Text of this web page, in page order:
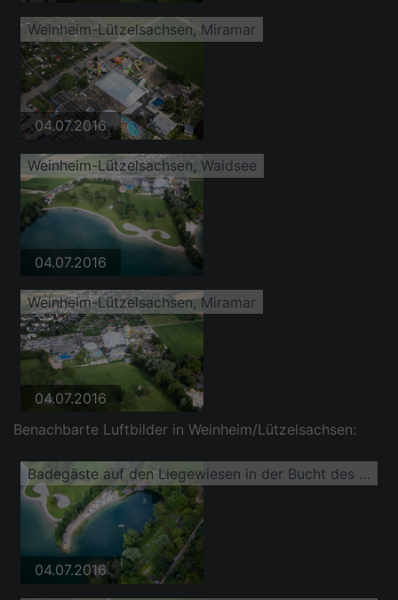
Weinheim-Lützelsachsen, Miramar
04.07.2016
Weinheim-Lützelsachsen, Waidsee
04.07.2016
Weinheim-Lützelsachsen, Miramar
04.07.2016
Benachbarte Luftbilder in Weinheim/Lützelsachsen:
Badegäste auf den Liegewiesen in der Bucht des Natursee des Freibades MIRAMAR Erlebnisbad
04.07.2016